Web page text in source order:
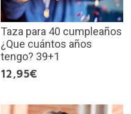
Taza para 40 cumpleaños
¿Que cuántos años
tengo? 39+1
12,95€